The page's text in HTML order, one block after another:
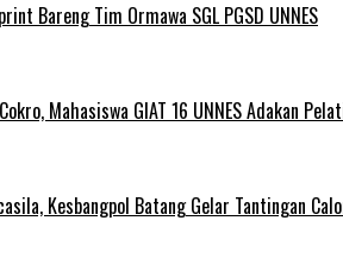
Bareng Tim Ormawa SGL PGSD UNNES
Mahasiswa GIAT 16 UNNES Adakan
Kesbangpol Batang Gelar Tantingan